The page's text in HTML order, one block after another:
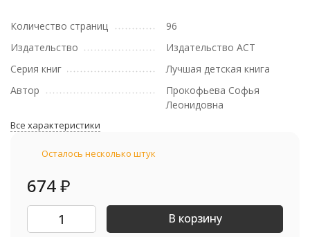
Количество страниц
96
Издательство
Издательство АСТ
Серия книг
Лучшая детская книга
Автор
Прокофьева Софья
Леонидовна
Все характеристики
Осталось несколько штук
674₽
В корзину